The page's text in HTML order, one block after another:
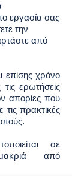
εργασία σας
την
από
επίσης χρόνο
ερωτήσεις
απορίες που
τις πρακτικές
σε
από